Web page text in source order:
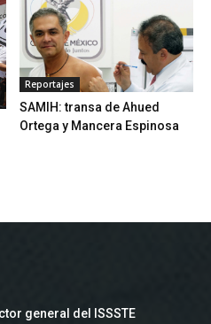
Reportajes
SAMIH: transa de Ahued
Ortega y Mancera Espinosa
general del ISSSTE